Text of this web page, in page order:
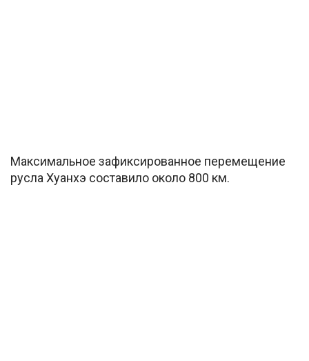
Максимальное зафиксированное перемещение
русла Хуанхэ составило около 800 км.